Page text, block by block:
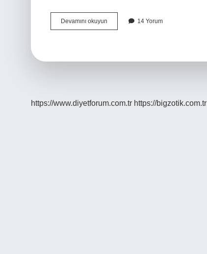
Devamını okuyun Brezilyanın
Geleneksel
14 Yorum
https://www.diyetforum.com.tr https://bigzotik.com.tr